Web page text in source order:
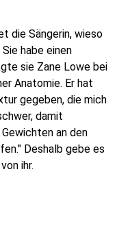
die Sängerin, wieso
habe einen
sie Zane Lowe bei
Anatomie. Er hat
gegeben, die mich
damit
an den
Deshalb gebe es
ihr.